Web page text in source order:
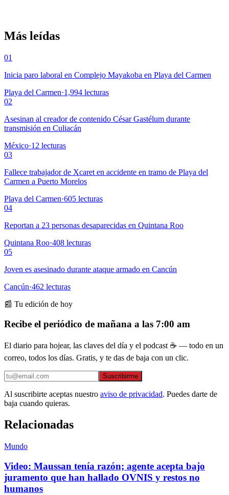
Más leídas
01
Inicia paro laboral en Complejo Mayakoba en Playa del Carmen
Playa del Carmen·1,994 lecturas
02
Asesinan al creador de contenido César Gastélum durante
transmisión en Culiacán
México·12 lecturas
03
Fallece trabajador de Xcaret en accidente en tramo de Playa del
Carmen a Puerto Morelos
Playa del Carmen·605 lecturas
04
Reportan a 23 personas desaparecidas en Quintana Roo
Quintana Roo·408 lecturas
05
Joven es asesinado durante ataque armado en Cancún
Cancún·462 lecturas
📰 Tu edición de hoy
Recibe el periódico de mañana a las 7:00 am
El diario para hojear, las claves del día y el podcast ☕ — todo en un
correo, todos los días. Gratis, y te das de baja con un clic.
Suscribirme
Al suscribirte aceptas nuestro aviso de privacidad. Puedes darte de
baja cuando quieras.
Relacionadas
Mundo
Video: Maussan tenía razón; agente acepta bajo
juramento que han hallado OVNIS y restos no
humanos